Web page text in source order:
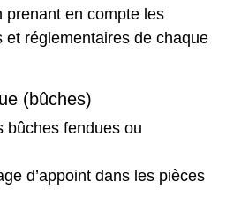
prenant en compte les
et réglementaires de chaque
(bûches)
bûches fendues ou
d’appoint dans les pièces